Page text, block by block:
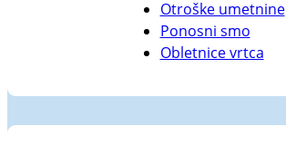
Otroške umetnine
Ponosni smo
Obletnice vrtca